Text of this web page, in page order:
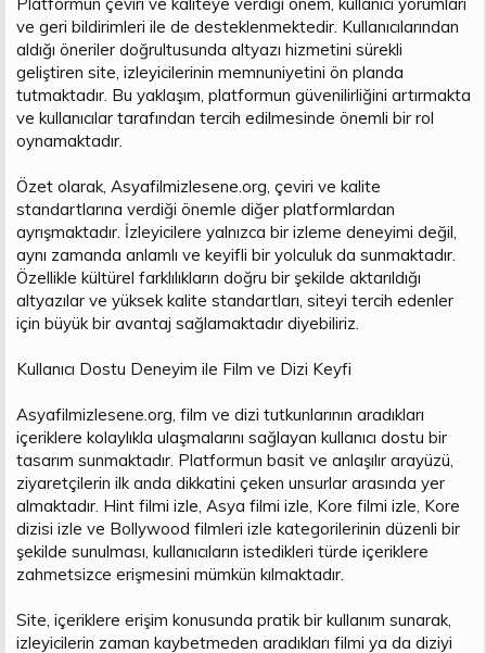
ve geri bildirimleri ile de desteklenmektedir. Kullanıcılarından
aldığı öneriler doğrultusunda altyazı hizmetini sürekli
geliştiren site, izleyicilerinin memnuniyetini ön planda
tutmaktadır. Bu yaklaşım, platformun güvenilirliğini artırmakta
ve kullanıcılar tarafından tercih edilmesinde önemli bir rol
oynamaktadır.
Özet olarak, Asyafilmizlesene.org, çeviri ve kalite
standartlarına verdiği önemle diğer platformlardan
ayrışmaktadır. İzleyicilere yalnızca bir izleme deneyimi değil,
aynı zamanda anlamlı ve keyifli bir yolculuk da sunmaktadır.
Özellikle kültürel farklılıkların doğru bir şekilde aktarıldığı
altyazılar ve yüksek kalite standartları, siteyi tercih edenler
için büyük bir avantaj sağlamaktadır diyebiliriz.
Kullanıcı Dostu Deneyim ile Film ve Dizi Keyfi
Asyafilmizlesene.org, film ve dizi tutkunlarının aradıkları
içeriklere kolaylıkla ulaşmalarını sağlayan kullanıcı dostu bir
tasarım sunmaktadır. Platformun basit ve anlaşılır arayüzü,
ziyaretçilerin ilk anda dikkatini çeken unsurlar arasında yer
almaktadır. Hint filmi izle, Asya filmi izle, Kore filmi izle, Kore
dizisi izle ve Bollywood filmleri izle kategorilerinin düzenli bir
şekilde sunulması, kullanıcıların istedikleri türde içeriklere
zahmetsizce erişmesini mümkün kılmaktadır.
Site, içeriklere erişim konusunda pratik bir kullanım sunarak,
izleyicilerin zaman kaybetmeden aradıkları filmi ya da diziyi